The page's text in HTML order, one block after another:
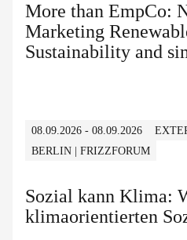
More than EmpCo:
Marketing
Sustainability and
08.09.2026 - 08.09.2026
BERLIN | FRIZZFORUM
Sozial kann Klima:
klimaorientierten